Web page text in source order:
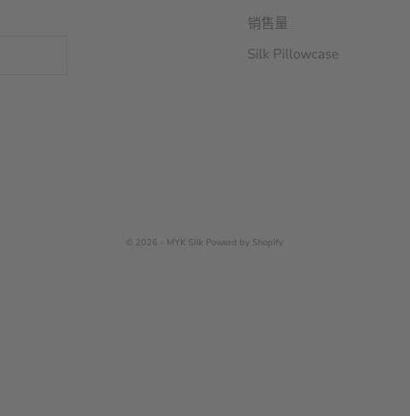
销售量
Silk Pillowcase
© 2026 - MYK Silk Powerd by Shopify